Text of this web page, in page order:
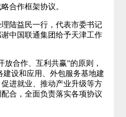
合作框架协议。
陆益民一行，代表市委书记
中国联通集团给予天津工作
合作、互利共赢”的原则，
设和应用、外包服务基地建
进就业、推动产业升级等方
合，全面负责落实各项协议